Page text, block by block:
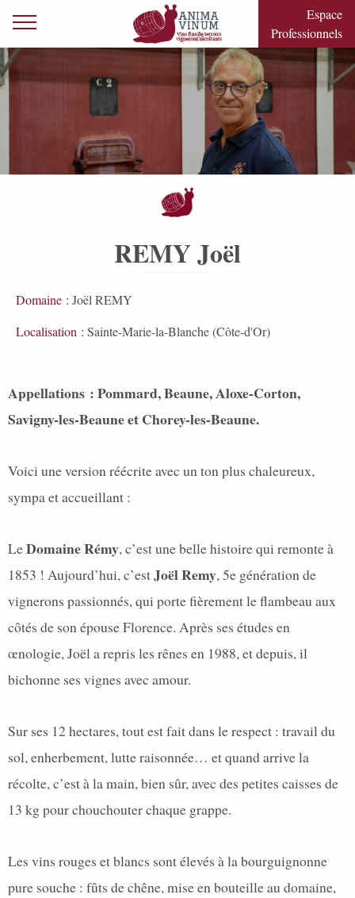
Primary Menu
Espace
Professionnels
REMY Joël
Domaine : Joël REMY
Localisation : Sainte-Marie-la-Blanche (Côte-d'Or)
Appellations : Pommard, Beaune, Aloxe-Corton,
Savigny-les-Beaune et Chorey-les-Beaune.
Voici une version réécrite avec un ton plus chaleureux,
sympa et accueillant :
LeDomaine Rémy, c’est une belle histoire qui remonte à
1853 ! Aujourd’hui, c’estJoël Remy, 5e génération de
vignerons passionnés, qui porte fièrement le flambeau aux
côtés de son épouse Florence. Après ses études en
œnologie, Joël a repris les rênes en 1988, et depuis, il
bichonne ses vignes avec amour.
Sur ses 12 hectares, tout est fait dans le respect : travail du
sol, enherbement, lutte raisonnée… et quand arrive la
récolte, c’est à la main, bien sûr, avec des petites caisses de
13 kg pour chouchouter chaque grappe.
Les vins rouges et blancs sont élevés à la bourguignonne
pure souche : fûts de chêne, mise en bouteille au domaine,